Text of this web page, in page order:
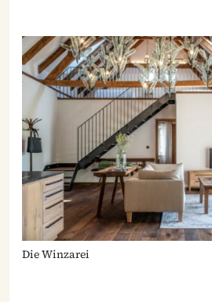
Die Winzarei